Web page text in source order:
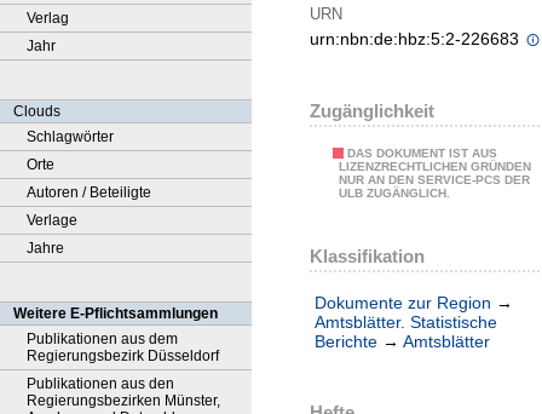
Verlag
Jahr
Clouds
Schlagwörter
Orte
Autoren / Beteiligte
Verlage
Jahre
Weitere E-Pflichtsammlungen
Publikationen aus dem
Regierungsbezirk Düsseldorf
Publikationen aus den
Regierungsbezirken Münster,
URN
urn:nbn:de:hbz:5:2-226683
Zugänglichkeit
DAS DOKUMENT IST AUS
LIZENZRECHTLICHEN GRÜNDEN
NUR AN DEN SERVICE-PCS DER
ULB ZUGÄNGLICH.
Klassifikation
Dokumente zur Region →
Amtsblätter. Statistische
Berichte → Amtsblätter